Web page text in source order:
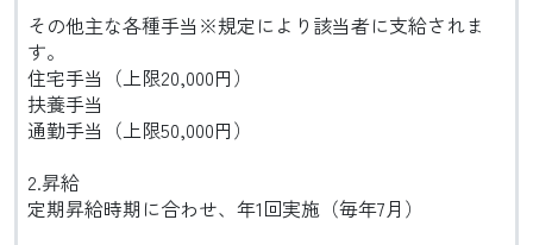
その他主な各種手当※規定により該当者に支給されま
す。
住宅手当（上限20,000円）
扶養手当
通勤手当（上限50,000円）
2.昇給
定期昇給時期に合わせ、年1回実施（毎年7月）